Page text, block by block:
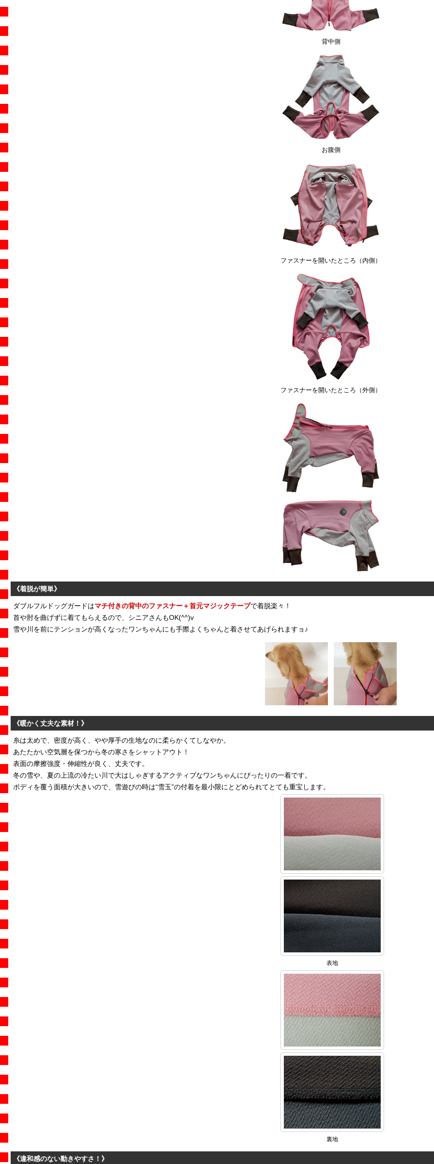
背中側
お腹側
ファスナーを開いたところ（内側）
ファスナーを開いたところ（外側）
《着脱が簡単》
ダブルフルドッグガードはマチ付きの背中のファスナー＋首元マジックテープで着脱楽々！
首や肘を曲げずに着てもらえるので、シニアさんもOK(^^)v
雪や川を前にテンションが高くなったワンちゃんにも手際よくちゃんと着させてあげられますョ♪
《暖かく丈夫な素材！》
糸は太めで、密度が高く、やや厚手の生地なのに柔らかくてしなやか。
あたたかい空気層を保つから冬の寒さをシャットアウト！
表面の摩擦強度・伸縮性が良く、丈夫です。
冬の雪や、夏の上流の冷たい川で大はしゃぎするアクティブなワンちゃんにぴったりの一着です。
ボディを覆う面積が大きいので、雪遊びの時は“雪玉”の付着を最小限にとどめられてとても重宝します。
表地
裏地
《違和感のない動きやすさ！》